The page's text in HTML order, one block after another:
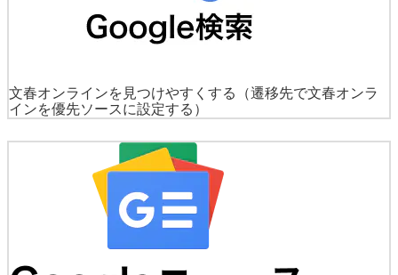
文春オンラインを見つけやすくする
（遷移先で文春オンラ
インを優先ソースに設定する）